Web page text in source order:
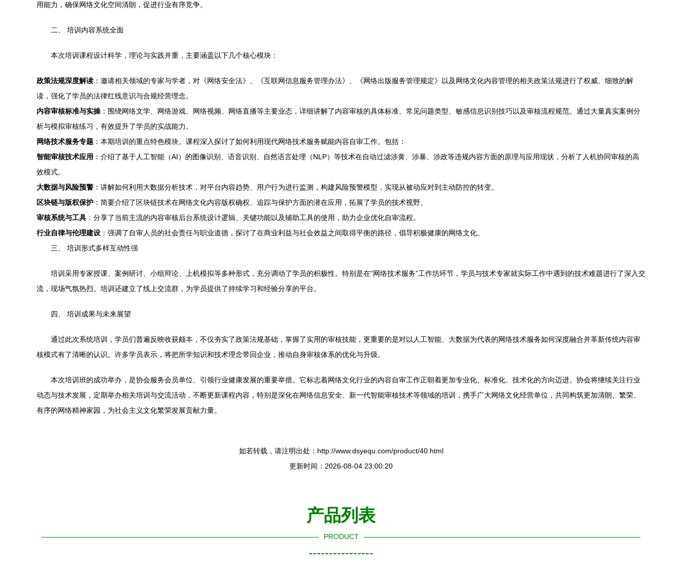
用能力，确保网络文化空间清朗，促进行业有序竞争。
二、 培训内容系统全面
本次培训课程设计科学，理论与实践并重，主要涵盖以下几个核心模块：
政策法规深度解读 ：邀请相关领域的专家与学者，对《网络安全法》、《互联网信息服务管理办法》、《网络出版服务管理规定》以及网络文化内容管理的相关政策法规进行了权威、细致的解
读，强化了学员的法律红线意识与合规经营理念。
内容审核标准与实操 ：围绕网络文学、网络游戏、网络视频、网络直播等主要业态，详细讲解了内容审核的具体标准、常见问题类型、敏感信息识别技巧以及审核流程规范。通过大量真实案例分
析与模拟审核练习，有效提升了学员的实战能力。
网络技术服务专题 ：本期培训的重点特色模块。课程深入探讨了如何利用现代网络技术服务赋能内容自审工作。包括：
智能审核技术应用 ：介绍了基于人工智能（AI）的图像识别、语音识别、自然语言处理（NLP）等技术在自动过滤涉黄、涉暴、涉政等违规内容方面的原理与应用现状，分析了人机协同审核的高
效模式。
大数据与风险预警 ：讲解如何利用大数据分析技术，对平台内容趋势、用户行为进行监测，构建风险预警模型，实现从被动应对到主动防控的转变。
区块链与版权保护 ：简要介绍了区块链技术在网络文化内容版权确权、追踪与保护方面的潜在应用，拓展了学员的技术视野。
审核系统与工具 ：分享了当前主流的内容审核后台系统设计逻辑、关键功能以及辅助工具的使用，助力企业优化自审流程。
行业自律与伦理建设 ：强调了自审人员的社会责任与职业道德，探讨了在商业利益与社会效益之间取得平衡的路径，倡导积极健康的网络文化。
三、 培训形式多样互动性强
培训采用专家授课、案例研讨、小组辩论、上机模拟等多种形式，充分调动了学员的积极性。特别是在“网络技术服务”工作坊环节，学员与技术专家就实际工作中遇到的技术难题进行了深入交
流，现场气氛热烈。培训还建立了线上交流群，为学员提供了持续学习和经验分享的平台。
四、 培训成果与未来展望
通过此次系统培训，学员们普遍反映收获颇丰，不仅夯实了政策法规基础，掌握了实用的审核技能，更重要的是对以人工智能、大数据为代表的网络技术服务如何深度融合并革新传统内容审
核模式有了清晰的认识。许多学员表示，将把所学知识和技术理念带回企业，推动自身审核体系的优化与升级。
本次培训班的成功举办，是协会服务会员单位、引领行业健康发展的重要举措。它标志着网络文化行业的内容自审工作正朝着更加专业化、标准化、技术化的方向迈进。协会将继续关注行业
动态与技术发展，定期举办相关培训与交流活动，不断更新课程内容，特别是深化在网络信息安全、新一代智能审核技术等领域的培训，携手广大网络文化经营单位，共同构筑更加清朗、繁荣、
有序的网络精神家园，为社会主义文化繁荣发展贡献力量。
如若转载，请注明出处：http://www.dsyequ.com/product/40.html
更新时间：2026-08-04 23:00:20
产品列表
PRODUCT
----------------